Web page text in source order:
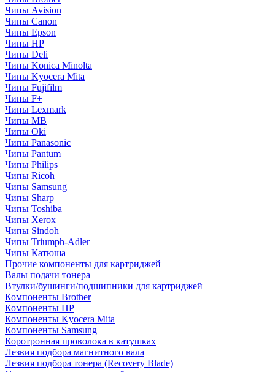
Чипы Avision
Чипы Canon
Чипы Epson
Чипы HP
Чипы Deli
Чипы Konica Minolta
Чипы Kyocera Mita
Чипы Fujifilm
Чипы F+
Чипы Lexmark
Чипы MB
Чипы Oki
Чипы Panasonic
Чипы Pantum
Чипы Philips
Чипы Ricoh
Чипы Samsung
Чипы Sharp
Чипы Toshiba
Чипы Xerox
Чипы Sindoh
Чипы Triumph-Adler
Чипы Катюша
Прочие компоненты для картриджей
Валы подачи тонера
Втулки/бушинги/подшипники для картриджей
Компоненты Brother
Компоненты HP
Компоненты Kyocera Mita
Компоненты Samsung
Коротронная проволока в катушках
Лезвия подбора магнитного вала
Лезвия подбора тонера (Recovery Blade)